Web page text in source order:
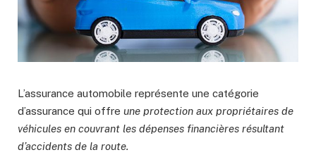
L’assurance automobile représente une catégorie
d’assurance qui offre une protection aux propriétaires de
véhicules en couvrant les dépenses financières résultant
d’accidents de la route.